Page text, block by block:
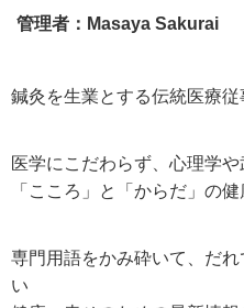
管理者：Masaya Sakurai
鍼灸を生業とする伝統医療従
医学にこだわらず、心理学
「こころ」と「からだ」の
専門用語をかみ砕いて、だ
い